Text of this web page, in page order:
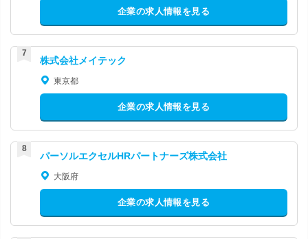
企業の求人情報を見る
株式会社メイテック
東京都
企業の求人情報を見る
パーソルエクセルHRパートナーズ株式会社
大阪府
企業の求人情報を見る